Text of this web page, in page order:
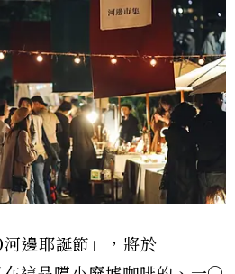
邊耶誕節」，將於